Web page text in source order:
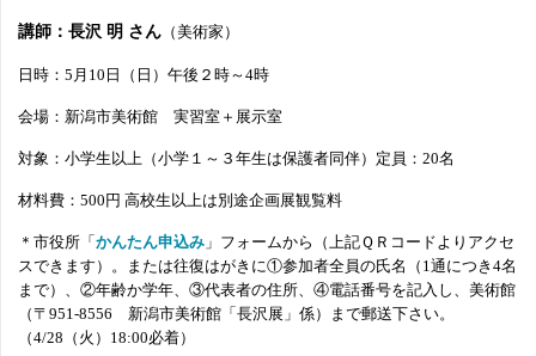
講師：長沢 明 さん （美術家）
日時： 5 月 10 日（日）午後２時～4時
会場：新潟市美術館 実習室＋展示室
対象：小学生以上（小学１～３年生は保護者同伴）定員： 20名
材料費： 500 円 高校生以上は別途企画展観覧料
＊市役所「 かんたん申込み 」フォームから（上記ＱＲコードよりアクセ
スできます）。または往復はがきに①参加者全員の氏名（ 1 通につき 4名
まで）、②年齢か学年、③代表者の住所、④電話番号を記入し、美術館
（〒 951-8556 新潟市美術館「長沢展」係）まで郵送下さい。
（4/28 （火） 18:00必着）